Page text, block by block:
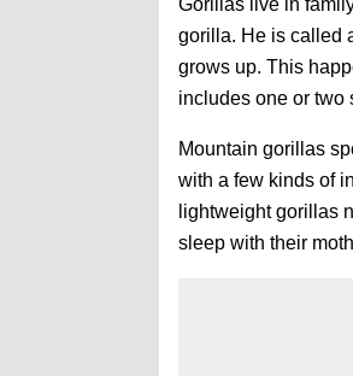
Gorillas live in
gorilla. He is called
grows up. This
includes one or two
Mountain gorillas
with a few kinds of
lightweight gorillas
sleep with their